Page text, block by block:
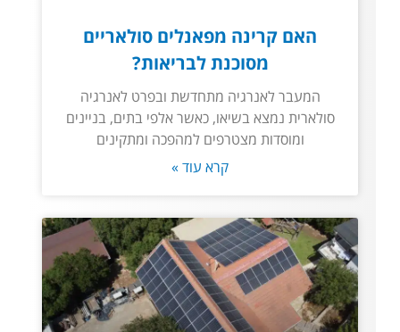
האם קרינה מפאנלים סולאריים
מסוכנת לבריאות?
המעבר לאנרגיה מתחדשת ובפרט לאנרגיה
סולארית נמצא בשיאו, כאשר אלפי בתים, בניינים
ומוסדות מצטרפים למהפכה ומתקינים
קרא עוד »